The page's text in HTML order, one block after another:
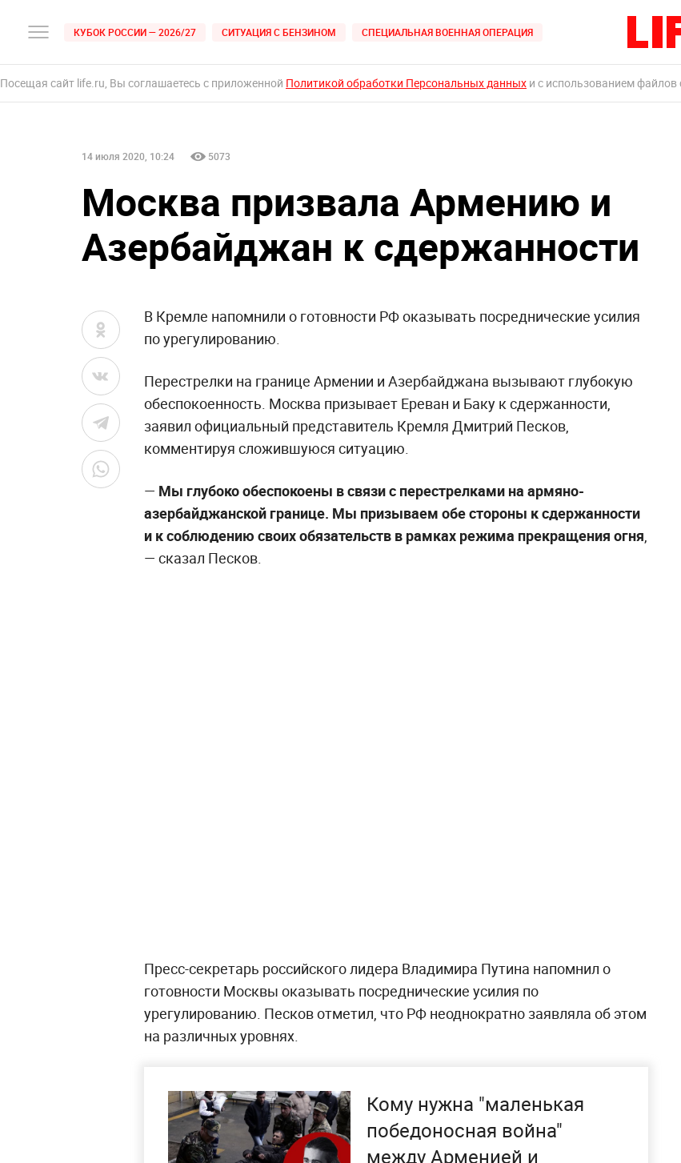
КУБОК РОССИИ — 2026/27 СИТУАЦИЯ С БЕНЗИНОМ СПЕЦИАЛЬНАЯ ВОЕННАЯ ОПЕРАЦИЯ
Посещая сайт life.ru, Вы соглашаетесь с приложенной Политикой обработки Персональных данных и с использованием
14 июля 2020, 10:24 5073
Москва призвала Армению и
Азербайджан к сдержанности
В Кремле напомнили о готовности РФ оказывать посреднические усилия
по урегулированию.
Перестрелки на границе Армении и Азербайджана вызывают глубокую
обеспокоенность. Москва призывает Ереван и Баку к сдержанности,
заявил официальный представитель Кремля Дмитрий Песков,
комментируя сложившуюся ситуацию.
— Мы глубоко обеспокоены в связи с перестрелками на армяно-
азербайджанской границе. Мы призываем обе стороны к сдержанности
и к соблюдению своих обязательств в рамках режима прекращения огня,
— сказал Песков.
Пресс-секретарь российского лидера Владимира Путина напомнил о
готовности Москвы оказывать посреднические усилия по
урегулированию. Песков отметил, что РФ неоднократно заявляла об этом
на различных уровнях.
Кому нужна "маленькая
победоносная война"
между Арменией и